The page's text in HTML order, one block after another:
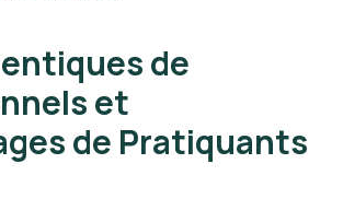
de
et
de Pratiquants